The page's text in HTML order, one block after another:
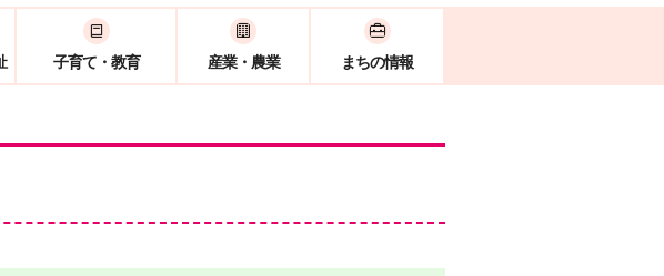
子育て・教育 産業・農業 まちの情報